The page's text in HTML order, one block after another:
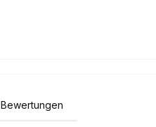
Bewertungen